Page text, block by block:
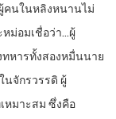
คนใน​ห​ลิง​หนาน​ไม่
ม่อม​เชื่อ​ว่า​…ผู้
หาร​ทั้งสอง​หมื่น​นาย​
น​จักรวรรดิ​ ผู้
หมาะสม​ ซึ่งคือ​